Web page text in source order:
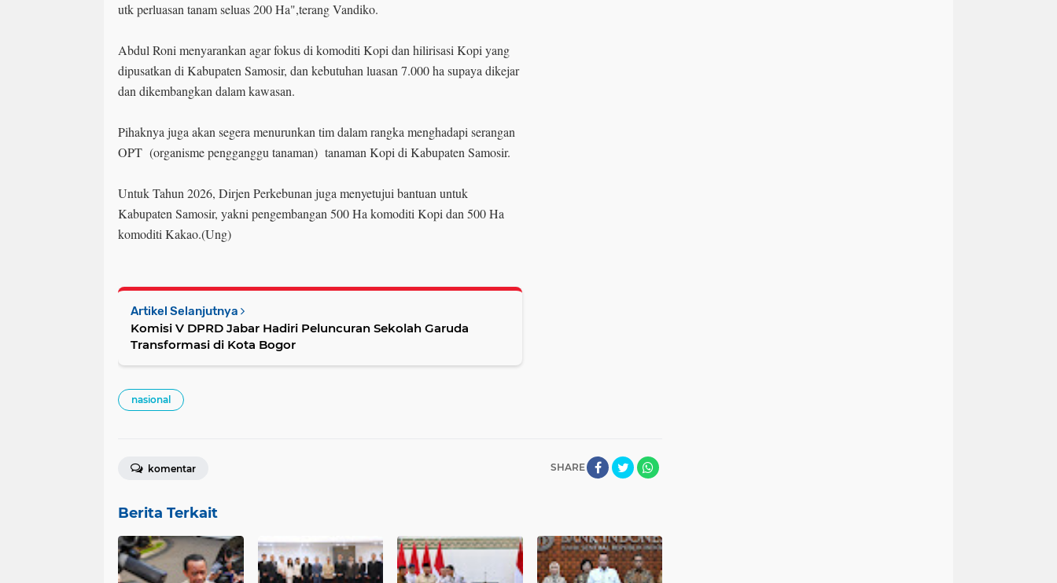
utk perluasan tanam seluas 200 Ha",terang Vandiko.
Abdul Roni menyarankan agar fokus di komoditi Kopi dan hilirisasi Kopi yang
dipusatkan di Kabupaten Samosir, dan kebutuhan luasan 7.000 ha supaya dikejar
dan dikembangkan dalam kawasan.
Pihaknya juga akan segera menurunkan tim dalam rangka menghadapi serangan
OPT (organisme pengganggu tanaman) tanaman Kopi di Kabupaten Samosir.
Untuk Tahun 2026, Dirjen Perkebunan juga menyetujui bantuan untuk
Kabupaten Samosir, yakni pengembangan 500 Ha komoditi Kopi dan 500 Ha
komoditi Kakao.(Ung)
Artikel Selanjutnya
Komisi V DPRD Jabar Hadiri Peluncuran Sekolah Garuda
Transformasi di Kota Bogor
nasional
SHARE
komentar
Berita Terkait